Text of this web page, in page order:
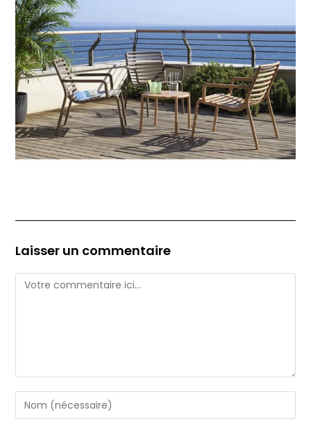
Laisser un commentaire
Comment
Enter
your